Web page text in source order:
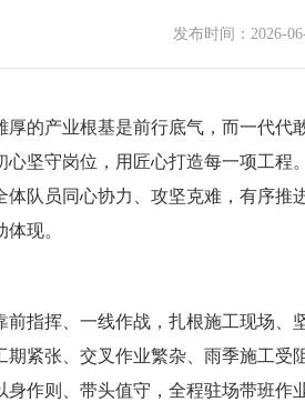
发布时间：2026-
厚的产业根基是前行底气，而一代
坚守岗位，用匠心打造每一项工程
队员同心协力、攻坚克难，有序推
体现。
前指挥、一线作战，扎根施工现场、
紧张、交叉作业繁杂、雨季施工
身作则、带头值守，全程驻场带班作